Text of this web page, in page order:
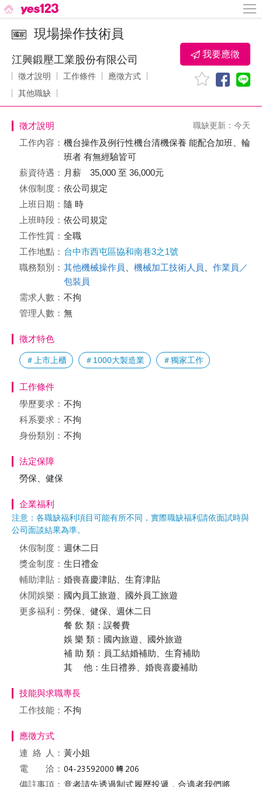
現場操作技術員
江興鍛壓工業股份有限公司
徵才說明 工作條件
應徵方式
其他職缺
我要應徵
徵才說明 職缺更新：今天
工作內容： 機台操作及例行性機台清機保養 能配合加班、輪
班者 有無經驗皆可
薪資待遇： 月薪 35,000 至 36,000元
休假制度： 依公司規定
上班日期： 隨 時
上班時段： 依公司規定
工作性質： 全職
工作地點： 台中市西屯區協和南巷3之1號
職務類別： 其他機械操作員 機械加工技術人員
作業員／
包裝員
需求人數： 不拘
管理人數： 無
徵才特色
＃上市上櫃 ＃1000大製造業 ＃獨家工作
工作條件
學歷要求： 不拘
科系要求： 不拘
身份類別： 不拘
法定保障
勞保、健保
企業福利
注意：各職缺福利項目可能有所不同，實際職缺福利請依面試時與
公司面談結果為準。
休假制度： 週休二日
獎金制度： 生日禮金
輔助津貼： 婚喪喜慶津貼、生育津貼
休閒娛樂： 國內員工旅遊、國外員工旅遊
更多福利： 勞保、健保、週休二日
餐 飲 類：誤餐費
娛 樂 類：國內旅遊、國外旅遊
補 助 類：員工結婚補助、生育補助
其 他：生日禮券、婚喪喜慶補助
技能與求職專長
工作技能： 不拘
應徵方式
連絡
人： 黃小姐
電 洽：
備註事項： 意​者​請​先​透​過​制​式​履​歷​投​遞​，​合​適​者​我​們​將​